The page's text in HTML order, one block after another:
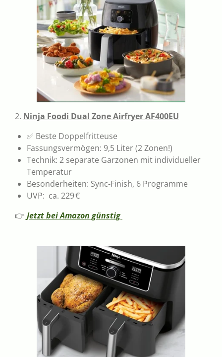
2. Ninja Foodi Dual Zone Airfryer AF400EU
✅ Beste Doppelfritteuse
Fassungsvermögen: 9,5 Liter (2 Zonen!)
Technik: 2 separate Garzonen mit individueller
Temperatur
Besonderheiten: Sync-Finish, 6 Programme
UVP: ca. 229 €
👉 Jetzt bei Amazon günstig